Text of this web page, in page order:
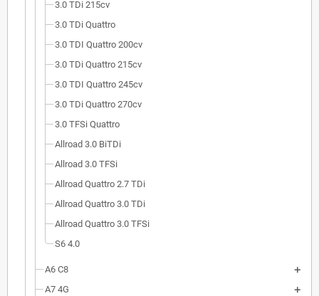
3.0 TDi 215cv
3.0 TDi Quattro
3.0 TDI Quattro 200cv
3.0 TDi Quattro 215cv
3.0 TDI Quattro 245cv
3.0 TDi Quattro 270cv
3.0 TFSi Quattro
Allroad 3.0 BiTDi
Allroad 3.0 TFSi
Allroad Quattro 2.7 TDi
Allroad Quattro 3.0 TDi
Allroad Quattro 3.0 TFSi
S6 4.0
A6 C8
A7 4G